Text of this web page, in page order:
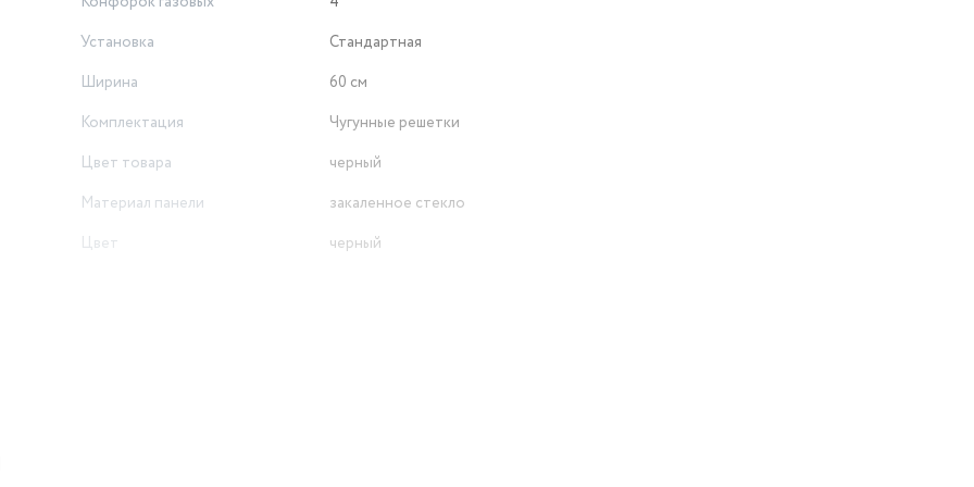
Установка
Стандартная
Ширина
60 см
Комплектация
Чугунные решетки
Цвет товара
черный
Материал панели
закаленное стекло
Цвет
черный